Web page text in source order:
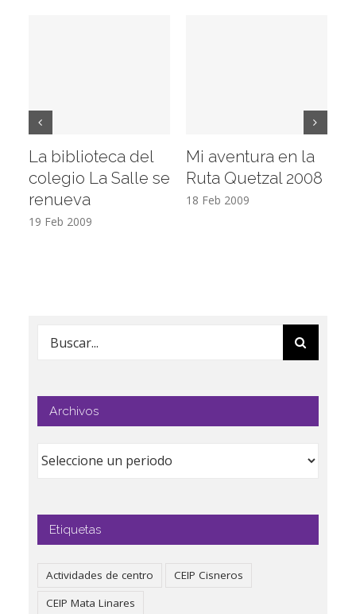
La biblioteca del
colegio La Salle se
renueva
19 Feb 2009
Mi aventura en la
Ruta Quetzal 2008
18 Feb 2009
Buscar:
Archivos
Etiquetas
Actividades de centro
CEIP Cisneros
CEIP Mata Linares